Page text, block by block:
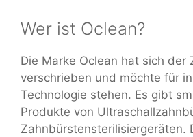
Wer ist Oclean?
Die Marke Oclean hat sich der
verschrieben und möchte für
Technologie stehen. Es gibt
Produkte von
Zahnbürstensterilisiergeräten.